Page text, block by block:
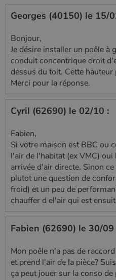
Georges (40150) le 15/
Bonjour,
Je désire installer un poêle à
conduit concentrique droit
dessus du toit. Cette
Merci pour la réponse.
Cyril (62690) le 02/10 :
Fabien,
Si votre maison est BBC ou
l'air de l'habitat (ex VMC)
arrivée d'air directe. Sinon
plutot une question de
froid) et un peu de
chauffer d el'air qui est
Fabien (62690) le 30/09
Mon poêle n'a pas de
et prend l'air de la pièce?
ça peut jouer sur la conso de